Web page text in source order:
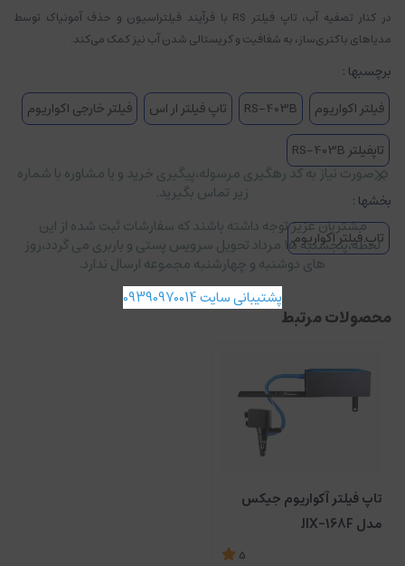
در کنار تصفیه آب، تاپ فیلتر RS با فرآیند فیلتراسیون و حذف آمونیاک توسط
مدیاهای باکتری‌ساز، به شفافیت و کریستالی شدن آب نیز کمک می‌کند.
برچسبها :
فیلتر اکواریوم
RS-403B تاپ فیلتر ار اس
فیلتر خارجی اکواریوم
تاپفیلتر RS-403B
بخشها :
تاپ فیلتر اکواریوم
محصولات مرتبط
تاپ فیلتر آکواریوم جیکس
مدل JIX-168F
5
در صورت نیاز به کد رهگیری مرسوله،پیگیری خرید و یا مشاوره با شماره
زیر تماس بگیرید.
مشتریان عزیز توجه داشته باشند که سفارشات ثبت شده از این
لحظه،پنجشنبه ۱۵ مرداد تحویل سرویس پستی و باربری می گردد،روز
های دوشنبه و چهارشنبه مجموعه ارسال ندارد.
پشتیبانی سایت 09390970014